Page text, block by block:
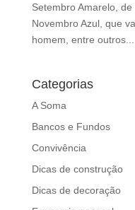
l
k
Setembro Amarelo,
Novembro Azul, que
homem, entre outros....
Categorias
A Soma
Bancos e Fundos
Convivência
Dicas de construção
Dicas de decoração